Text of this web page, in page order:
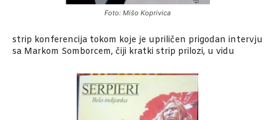
Foto: Mišo Koprivica
strip konferencija tokom koje je upriličen prigodan intervju
sa Markom Somborcem, čiji kratki strip prilozi, u vidu